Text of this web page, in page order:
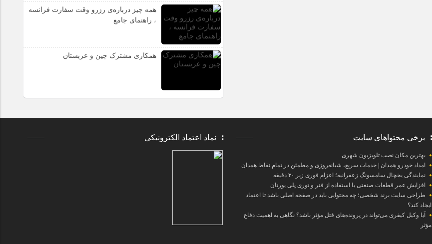
همه چیز درباره‌ی رزرو وقت سفارت فرانسه
، راهنمای جامع
همکاری مشترک چین و عربستان
برخی محتواهای سایت
بهترین مکان نصب تلویزیون شهری
امداد خودرو همدان | خدمات سریع، شبانه‌روزی و مطمئن در تمام نقاط همدان
نمایندگی یخچال سامسونگ زعفرانیه؛ اعزام فوری زیر ۳۰ دقیقه
افزایش عمر قطعات صنعتی با استفاده از فنر و توری پلی یورتان
طراحی سایت برند شخصی؛ چه محتوایی باید در صفحه اصلی باشد تا اعتماد
ایجاد کند؟
آیا وکیل کیفری می‌تواند در پرونده‌های قتل مؤثر باشد؟ نگاهی به اهمیت دفاع
مؤثر
نماد اعتماد الکترونیکی